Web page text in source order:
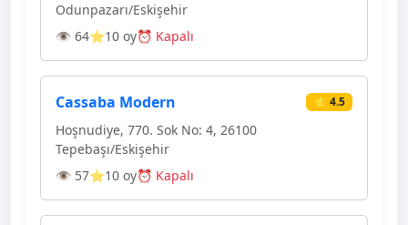
Odunpazarı/Eskişehir
👁 64⭐10 oy⏰ Kapalı
Cassaba Modern ⭐ 4.5
Hoşnudiye, 770. Sok No: 4, 26100
Tepebaşı/Eskişehir
👁 57⭐10 oy⏰ Kapalı